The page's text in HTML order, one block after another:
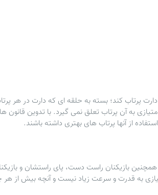
پرتاب کند؛ بسته به حلقه ای که دارت در هر
به آن پرتاب تعلق نمی گیرد. با تدوین قانون
از آنها پرتاب های بهتری داشته باشند.
بازیکنان راست دست، پای راستشان و
به قدرت و سرعت زیاد نیست و آنچه بیش از